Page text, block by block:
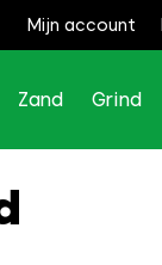
Zand Grind
Mijn account